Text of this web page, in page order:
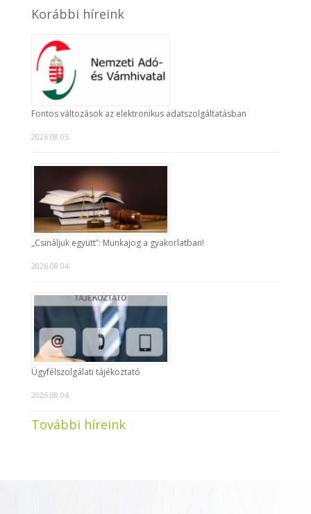
Korábbi híreink
Fontos változások az elektronikus adatszolgáltatásban
2026.08.05.
„Csináljuk együtt”: Munkajog a gyakorlatban!
2026.08.04.
Ügyfélszolgálati tájékoztató
2026.08.04.
További híreink